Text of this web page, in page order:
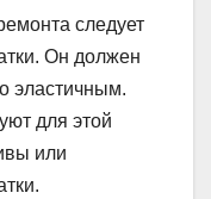
следует
Он должен
эластичным.
для этой
или